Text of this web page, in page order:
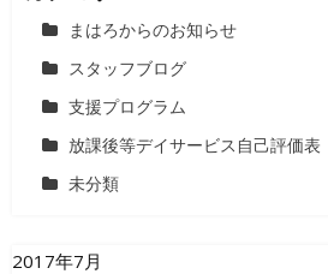
まはろからのお知らせ
スタッフブログ
支援プログラム
放課後等デイサービス自己評価表
未分類
2017年7月